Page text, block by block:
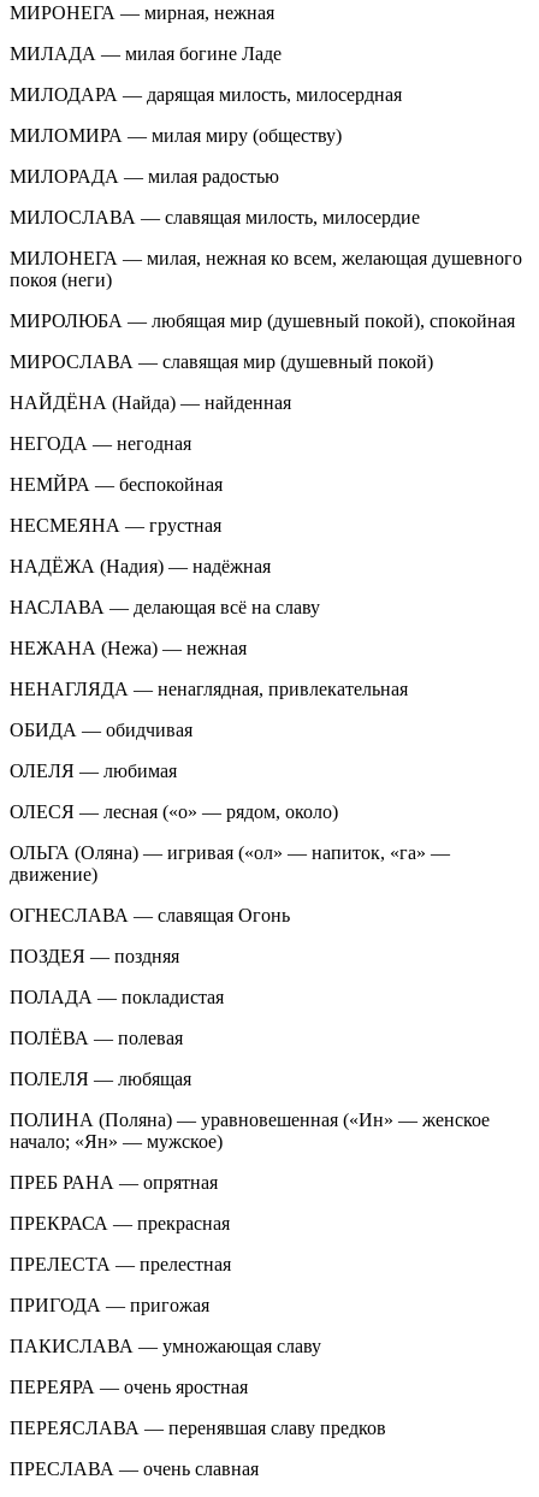
МИРОНЕГА — мирная, нежная
МИЛАДА — милая богине Ладе
МИЛОДАРА — дарящая милость, милосердная
МИЛОМИРА — милая миру (обществу)
МИЛОРАДА — милая радостью
МИЛОСЛАВА — славящая милость, милосердие
МИЛОНЕГА — милая, нежная ко всем, желающая душевного
покоя (неги)
МИРОЛЮБА — любящая мир (душевный покой), спокойная
МИРОСЛАВА — славящая мир (душевный покой)
НАЙДЁНА (Найда) — найденная
НЕГОДА — негодная
НЕМЙРА — беспокойная
НЕСМЕЯНА — грустная
НАДЁЖА (Надия) — надёжная
НАСЛАВА — делающая всё на славу
НЕЖАНА (Нежа) — нежная
НЕНАГЛЯДА — ненаглядная, привлекательная
ОБИДА — обидчивая
ОЛЕЛЯ — любимая
ОЛЕСЯ — лесная («о» — рядом, около)
ОЛЬГА (Оляна) — игривая («ол» — напиток, «га» —
движение)
ОГНЕСЛАВА — славящая Огонь
ПОЗДЕЯ — поздняя
ПОЛАДА — покладистая
ПОЛЁВА — полевая
ПОЛЕЛЯ — любящая
ПОЛИНА (Поляна) — уравновешенная («Ин» — женское
начало; «Ян» — мужское)
ПРЕБ РАНА — опрятная
ПРЕКРАСА — прекрасная
ПРЕЛЕСТА — прелестная
ПРИГОДА — пригожая
ПАКИСЛАВА — умножающая славу
ПЕРЕЯРА — очень яростная
ПЕРЕЯСЛАВА — перенявшая славу предков
ПРЕСЛАВА — очень славная